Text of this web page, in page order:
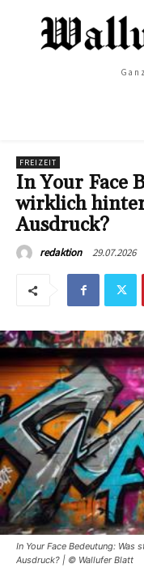
FREIZEIT
In Your Face
wirklich
Ausdruck?
redaktion 29.07.2026
In Your Face Bedeutung:
Ausdruck? | © Wallufer Blatt